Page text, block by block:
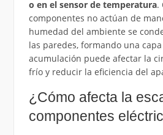
o en el sensor de temperatura.
componentes no actúan de
humedad del ambiente se
las paredes, formando una
acumulación puede afectar la
frío y reducir la eficiencia del
¿Cómo afecta la
componentes